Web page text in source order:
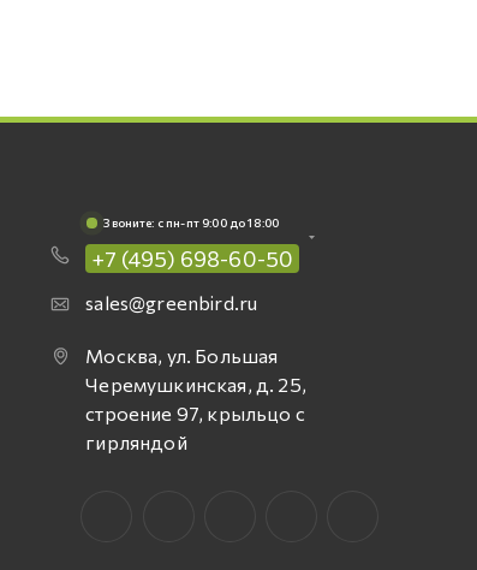
Звоните: c пн-пт 9:00 до 18:00
+7 (495) 698-60-50
sales@greenbird.ru
Москва, ул. Большая
Черемушкинская, д. 25,
строение 97, крыльцо с
гирляндой